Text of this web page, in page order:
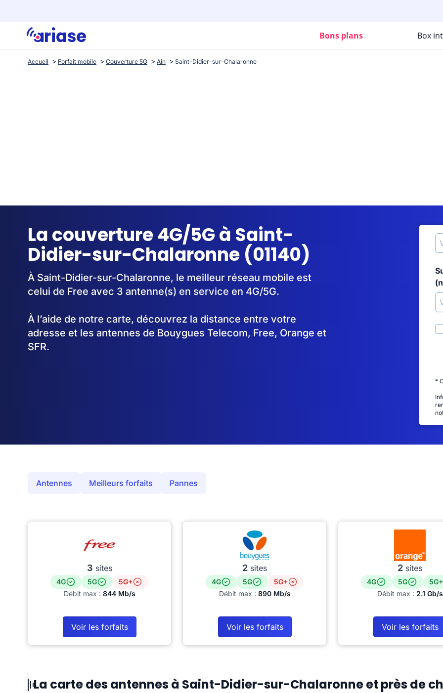
Bons plans Box
Accueil Forfait mobile Couverture 5G Ain Saint-Didier-sur-Chalaronne
La couverture 4G/5G à Saint-
Didier-sur-Chalaronne (01140)
À Saint-Didier-sur-Chalaronne, le meilleur réseau mobile est
celui de Free avec 3 antenne(s) en service en 4G/5G.
À l’aide de notre carte, découvrez la distance entre votre
adresse et les antennes de Bouygues Telecom, Free, Orange et
SFR.
*
Antennes Meilleurs forfaits Pannes
3 sites
4G 5G
5G+
Débit max : 844 Mb/s
Voir les forfaits
2 sites
4G 5G
5G+
Débit max : 890 Mb/s
Voir les forfaits
2 sites
4G 5G
5G+
Débit max : 2.1 Gb/s
Voir les forfaits
La carte des antennes à Saint-Didier-sur-Chalaronne et près de